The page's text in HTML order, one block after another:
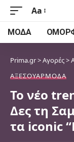
Font
Resizer
Aa
ΜΌΔΑ
Prima.gr>Αγορές>
ΑΞΕΣΟΥΆΡΜΌΔΑ
Το νέο
Δες τη
τα iconic